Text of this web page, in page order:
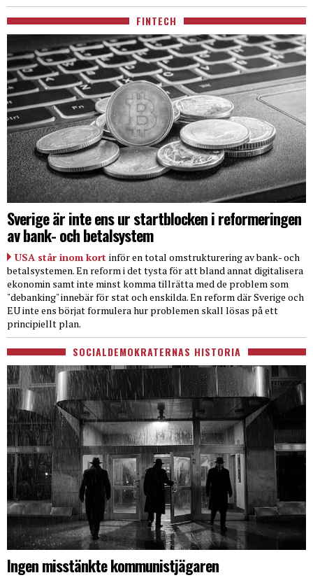
FINTECH
Sverige är inte ens ur startblocken i reformeringen
av bank- och betalsystem
USA står inom kort inför en total omstrukturering av bank- och
betalsystemen. En reform i det tysta för att bland annat digitalisera
ekonomin samt inte minst komma tillrätta med de problem som
"debanking" innebär för stat och enskilda. En reform där Sverige och
EU inte ens börjat formulera hur problemen skall lösas på ett
principiellt plan.
SOCIALDEMOKRATERNAS HISTORIA
Ingen misstänkte kommunistjägaren